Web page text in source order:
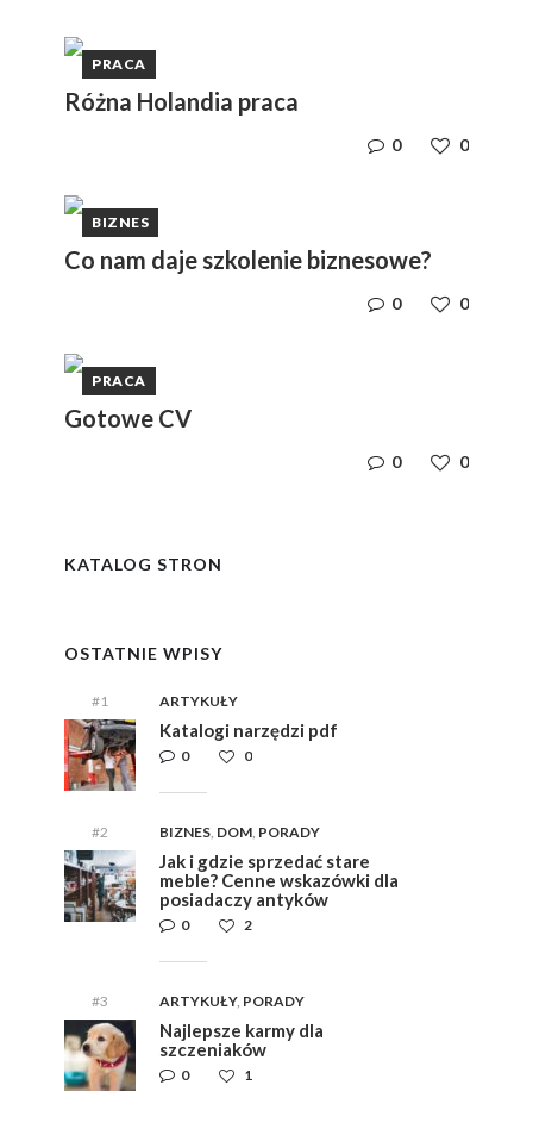
PRACA
Różna Holandia praca
0
0
BIZNES
Co nam daje szkolenie biznesowe?
0
0
PRACA
Gotowe CV
0
0
KATALOG STRON
OSTATNIE WPISY
#1 ARTYKUŁY
Katalogi narzędzi pdf
0
0
#2 BIZNES, DOM, PORADY
Jak i gdzie sprzedać stare
meble? Cenne wskazówki dla
posiadaczy antyków
2
0
#3 ARTYKUŁY, PORADY
Najlepsze karmy dla
szczeniaków
1
0